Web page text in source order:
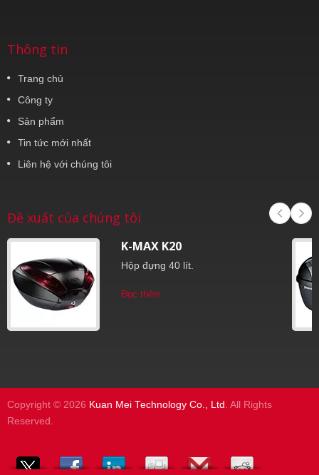
Thông tin
Trang chủ
Công ty
Sản phẩm
Tin tức mới nhất
Liên hệ với chúng tôi
Đề xuất của chúng tôi
K-MAX K20
Hộp đựng 40 lít.
Đọc thêm
Copyright © 2026 Kuan Mei Technology Co., Ltd . All Rights
Reserved.